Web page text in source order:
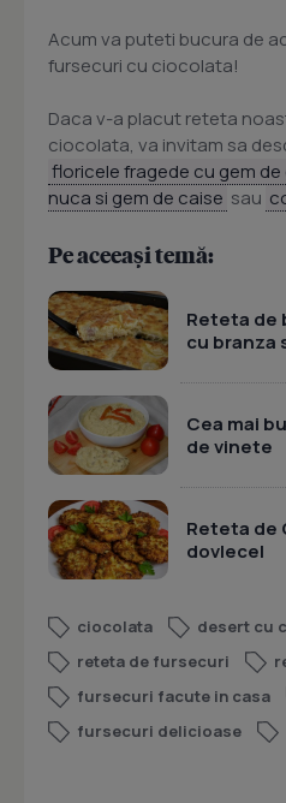
Acum va puteti bucura de
fursecuri cu ciocolata!
Daca v-a placut reteta
ciocolata, va invitam sa
floricele fragede cu gem de
nuca si gem de caise sau
Pe aceeași temă:
Reteta de
cu branza
Cea mai
de vinete
Reteta de
dovlecel
ciocolata
desert cu
reteta de fursecuri
fursecuri facute in casa
fursecuri delicioase